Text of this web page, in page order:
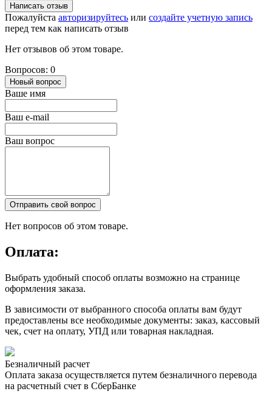
Написать отзыв
Пожалуйста авторизируйтесь или создайте учетную запись
перед тем как написать отзыв
Нет отзывов об этом товаре.
Вопросов: 0
Новый вопрос
Ваше имя
Ваш e-mail
Ваш вопрос
Отправить свой вопрос
Нет вопросов об этом товаре.
Оплата:
Выбрать удобный способ оплаты возможно на странице
оформления заказа.
В зависимости от выбранного способа оплаты вам будут
предоставлены все необходимые документы: заказ, кассовый
чек, счет на оплату, УПД или товарная накладная.
Безналичный расчет
Оплата заказа осуществляется путем безналичного перевода
на расчетный счет в СберБанке